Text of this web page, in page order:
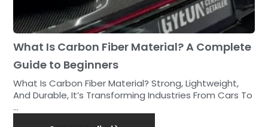
What Is Carbon Fiber Material? A Complete
Guide to Beginners
What Is Carbon Fiber Material? Strong, Lightweight,
And Durable, It’s Transforming Industries From Cars To
...